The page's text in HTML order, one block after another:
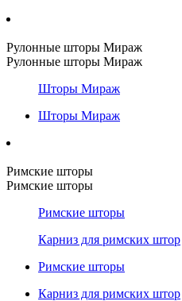
Рулонные шторы Мираж
Рулонные шторы Мираж
Шторы Мираж
Шторы Мираж
Римские шторы
Римские шторы
Римские шторы
Карниз для римских штор
Римские шторы
Карниз для римских штор